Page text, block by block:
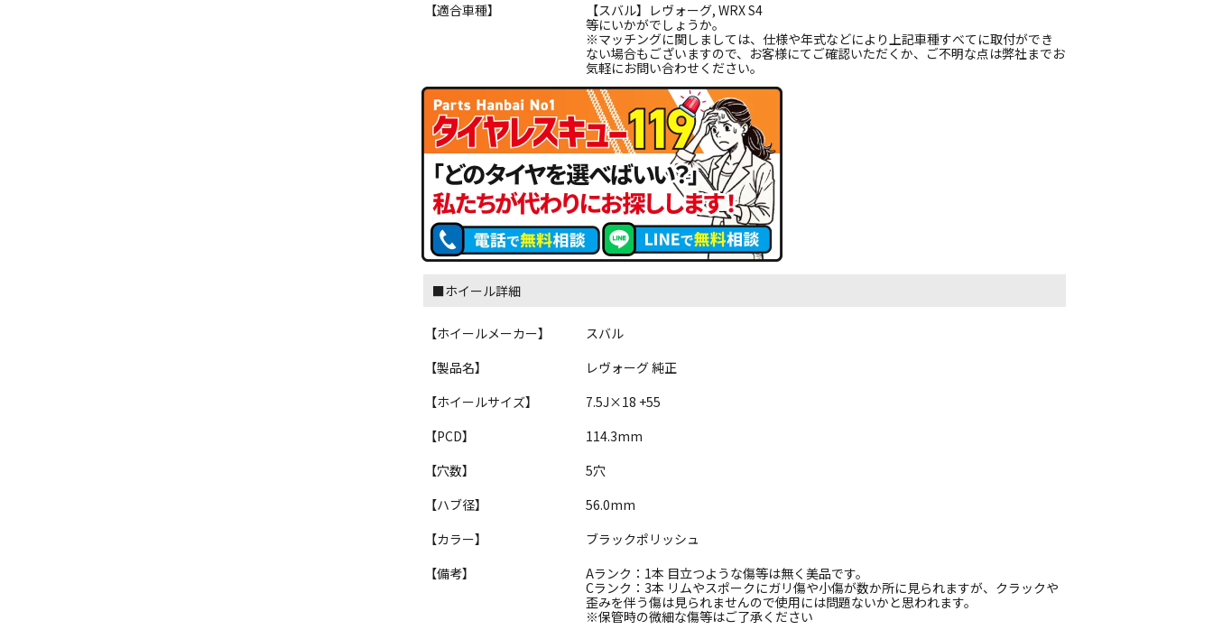
【適合車種】
【スバル】レヴォーグ, WRX S4
等にいかがでしょうか。
※マッチングに関しましては、仕様や年式などにより上記車種すべてに取付ができ
ない場合もございますので、お客様にてご確認いただくか、ご不明な点は弊社までお
気軽にお問い合わせください。
■ホイール詳細
【ホイールメーカー】
スバル
【製品名】
レヴォーグ 純正
【ホイールサイズ】
7.5J×18 +55
【PCD】
114.3mm
【穴数】
5穴
【ハブ径】
56.0mm
【カラー】
ブラックポリッシュ
【備考】
Aランク：1本 目立つような傷等は無く美品です。
Cランク：3本 リムやスポークにガリ傷や小傷が数か所に見られますが、クラックや
歪みを伴う傷は見られませんので使用には問題ないかと思われます。
※保管時の微細な傷等はご了承ください